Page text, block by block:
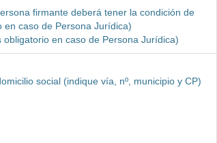
firmante deberá tener la condición de
caso de Persona Jurídica)
en caso de Persona Jurídica)
social (indique vía, nº, municipio y CP)